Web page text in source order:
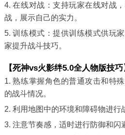
4. 在线对战：支持玩家在线对战
战，展示自己的实力。
5. 训练模式：提供训练模式供玩
家提升战斗技巧。
【死神vs火影绊5.0全人物版技巧
1. 熟练掌握角色的普通攻击和特
的战斗情况。
2. 利用地图中的环境和障碍物进行
3. 注意节奏感，适时进行防御和闪